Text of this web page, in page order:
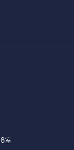
室